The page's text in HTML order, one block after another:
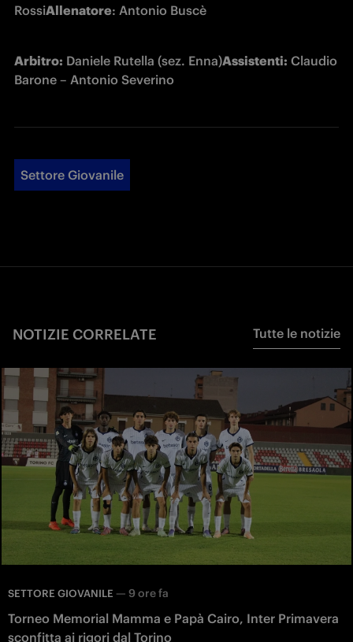
RossiAllenatore: Antonio Buscè
Arbitro: Daniele Rutella (sez. Enna)Assistenti: Claudio
Barone – Antonio Severino
Settore Giovanile
NOTIZIE CORRELATE Tutte le notizie
SETTORE GIOVANILE — 9 ore fa
Torneo Memorial Mamma e Papà Cairo, Inter Primavera
sconfitta ai rigori dal Torino